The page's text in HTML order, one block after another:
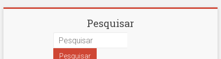
Desentupidora
Pesquisar